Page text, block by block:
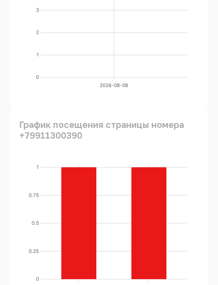
0
1
2
3
2026-08-08
График посещения страницы номера
+79911300390
0
0.25
0.5
0.75
1